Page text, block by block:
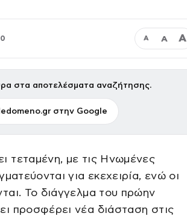
Α Α Α
στα αποτελέσματα αναζήτησης.
στην Google
τεταμένη, με τις Ηνωμένες
για εκεχειρία, ενώ οι
Το διάγγελμα του πρώην
προσφέρει νέα διάσταση στις